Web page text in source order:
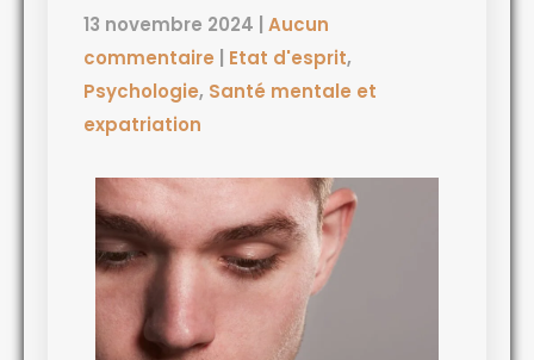
13 novembre 2024
Aucun
commentaire
Etat d'esprit,
Psychologie, Santé mentale et
expatriation